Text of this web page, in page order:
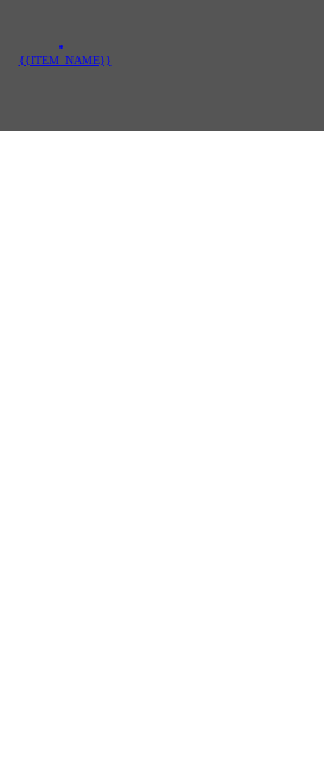
{{ITEM_NAME}}